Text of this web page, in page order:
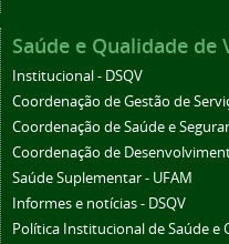
Saúde e Qualidade de
Institucional - DSQV
Coordenação de Gestão de
Coordenação de Saúde e
Coordenação de
Saúde Suplementar - UFAM
Informes e notícias - DSQV
Política Institucional de Saúde e